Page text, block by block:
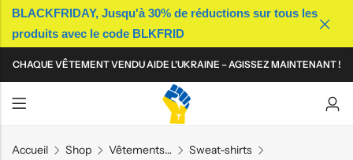
BLACKFRIDAY, Jusqu'à 30% de réductions sur tous les
produits avec le code BLKFRID
CHAQUE VÊTEMENT VENDU AIDE L'UKRAINE – AGISSEZ MAINTENANT !
Accueil Shop Vêtements pour femme
Sweat-shirts
Back
T-shirts
Sweat-shirts
Back
T-shirts
Sweat-shirts
Back
Casquettes
Bobs
Back
Sacs
Mugs
Back
T-shirts
Sweat-shirts
Back
T-shirts
Sweat-shirts
Back
Casquettes
Bobs
Back
Sacs
Mugs